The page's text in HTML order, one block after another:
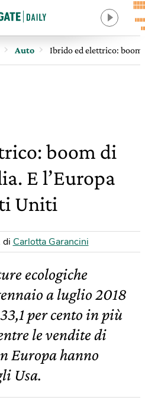
Auto Ibrido ed elettrico: boom
boom di
E l’Europa
Uniti
di Carlotta Garancini
ecologiche
a luglio 2018
per cento in più
le vendite di
Europa hanno
Usa.